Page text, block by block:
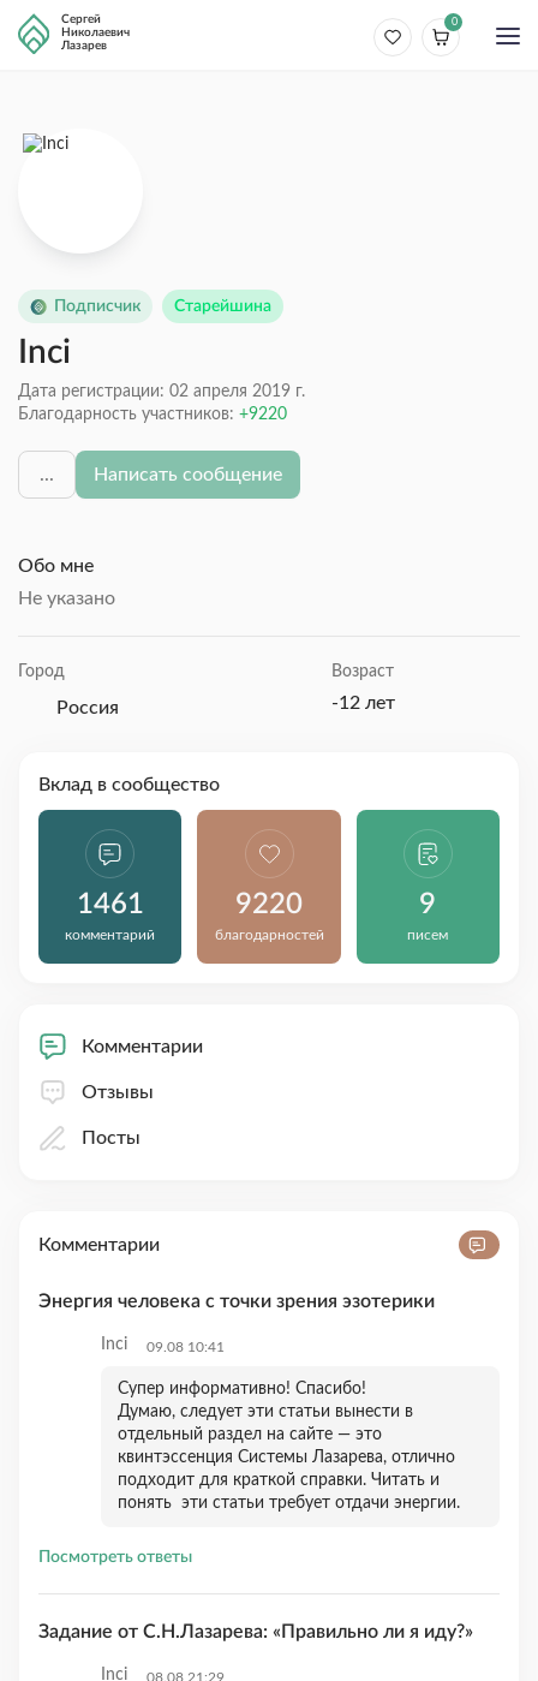
Сергей
Николаевич
Лазарев
0
Подписчик Старейшина
Inci
Дата регистрации: 02 апреля 2019 г.
Благодарность участников:
9220
... Написать сообщение
Обо мне
Не указано
Город
Россия
Возраст
-12 лет
Вклад в сообщество
1461
комментарий
9220
благодарностей
9
писем
Комментарии
Отзывы
Посты
Комментарии
Энергия человека с точки зрения эзотерики
Inci 09.08 10:41
Супер информативно! Спасибо!
Думаю, следует эти статьи вынести в
отдельный раздел на сайте — это
квинтэссенция Системы Лазарева, отлично
подходит для краткой справки. Читать и
понять эти статьи требует отдачи энергии.
Посмотреть ответы
Задание от С.Н.Лазарева: «Правильно ли я иду?»
Inci 08.08 21:29